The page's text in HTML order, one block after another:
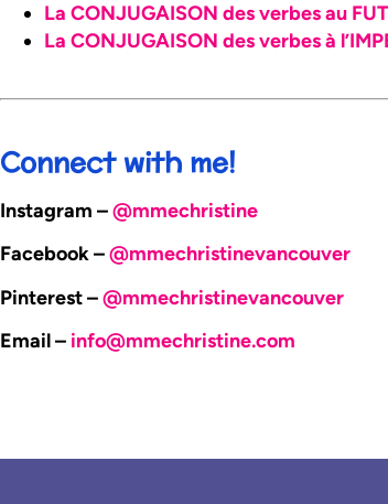
La CONJUGAISON des verbes au
La CONJUGAISON des verbes à
Connect with me!
Instagram –@mmechristine
Facebook –@mmechristinevancouver
Pinterest –@mmechristinevancouver
Email – info@mmechristine.com